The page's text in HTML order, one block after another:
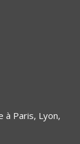
à Paris, Lyon,